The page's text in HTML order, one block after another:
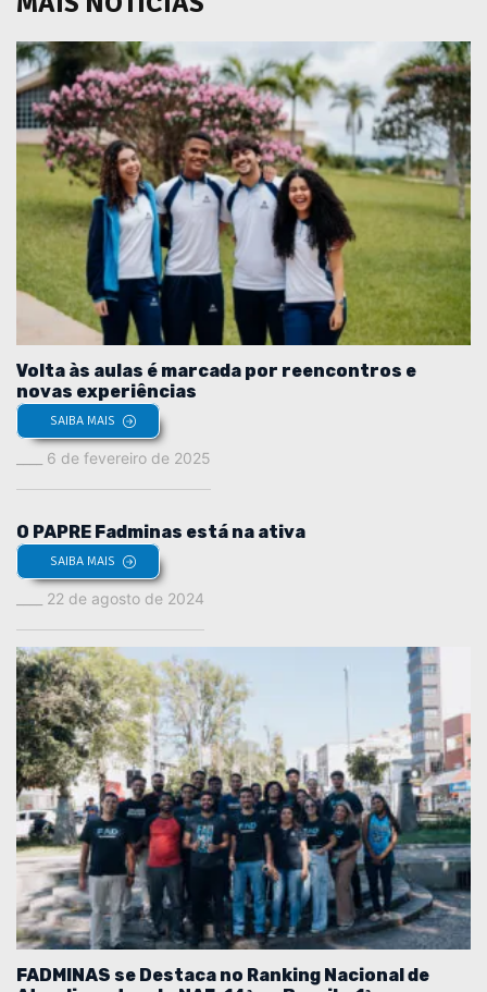
Volta às aulas é marcada por reencontros e
novas experiências
SAIBA MAIS
6 de fevereiro de 2025
O PAPRE Fadminas está na ativa
SAIBA MAIS
22 de agosto de 2024
FADMINAS se Destaca no Ranking Nacional de